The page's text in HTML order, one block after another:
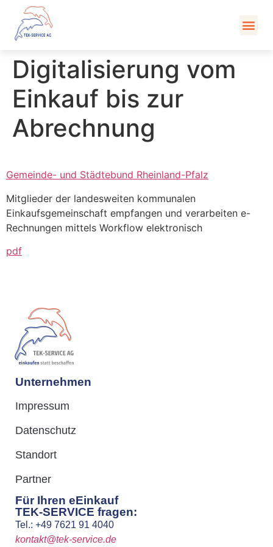
Digitalisierung vom
Einkauf bis zur
Abrechnung
Gemeinde- und Städtebund Rheinland-Pfalz
Mitglieder der landesweiten kommunalen
Einkaufsgemeinschaft empfangen und verarbeiten e-
Rechnungen mittels Workflow elektronisch
pdf
Unternehmen
Impressum
Datenschutz
Standort
Partner
Für Ihren eEinkauf
TEK-SERVICE fragen:
Tel.: +49 7621 91 4040
kontakt@tek-service.de